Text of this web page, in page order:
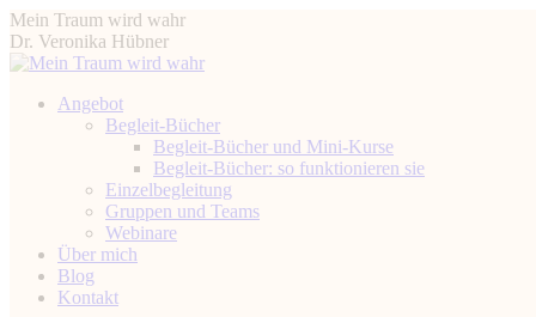
Zum
Inhalt
springen
Mein Traum wird wahr
Dr. Veronika Hübner
Angebot
Begleit-Bücher
Begleit-Bücher und Mini-Kurse
Begleit-Bücher: so funktionieren sie
Einzelbegleitung
Gruppen und Teams
Webinare
Über mich
Blog
Kontakt